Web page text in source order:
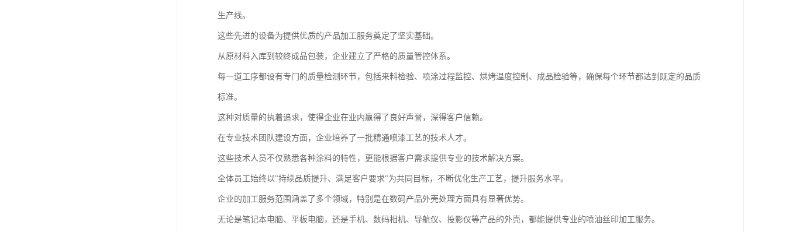
生产线。
这些先进的设备为提供优质的产品加工服务奠定了坚实基础。
从原材料入库到较终成品包装，企业建立了严格的质量管控体系。
每一道工序都设有专门的质量检测环节，包括来料检验、喷涂过程监控、烘烤温度控制、成品检验等，确保每个环节都达到既定的品质
标准。
这种对质量的执着追求，使得企业在业内赢得了良好声誉，深得客户信赖。
在专业技术团队建设方面，企业培养了一批精通喷漆工艺的技术人才。
这些技术人员不仅熟悉各种涂料的特性，更能根据客户需求提供专业的技术解决方案。
全体员工始终以"持续品质提升、满足客户要求"为共同目标，不断优化生产工艺，提升服务水平。
企业的加工服务范围涵盖了多个领域，特别是在数码产品外壳处理方面具有显著优势。
无论是笔记本电脑、平板电脑，还是手机、数码相机、导航仪、投影仪等产品的外壳，都能提供专业的喷油丝印加工服务。